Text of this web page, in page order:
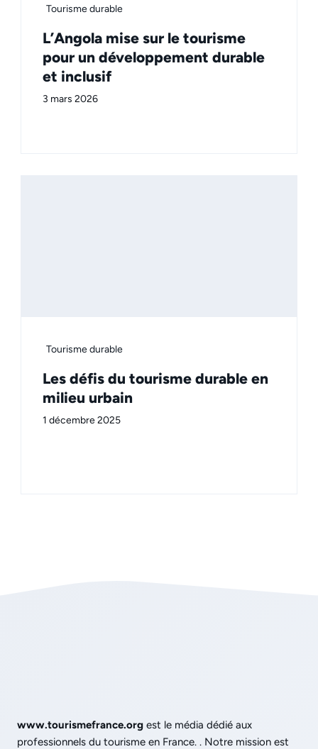
Tourisme durable
L’Angola mise sur le tourisme
pour un développement durable
et inclusif
3 mars 2026
Tourisme durable
Les défis du tourisme durable en
milieu urbain
1 décembre 2025
www.tourismefrance.org est le média dédié aux
professionnels du tourisme en France. . Notre mission est